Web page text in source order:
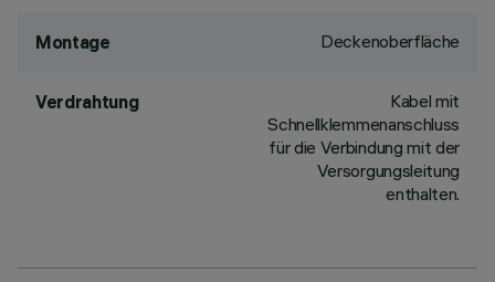
Montage Deckenoberfläche
Verdrahtung
Kabel mit
Schnellklemmenanschluss
für die Verbindung mit der
Versorgungsleitung
enthalten.